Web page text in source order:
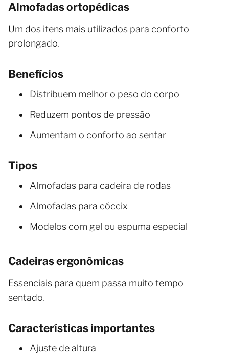
Almofadas ortopédicas
Um dos itens mais utilizados para conforto
prolongado.
Benefícios
Distribuem melhor o peso do corpo
Reduzem pontos de pressão
Aumentam o conforto ao sentar
Tipos
Almofadas para cadeira de rodas
Almofadas para cóccix
Modelos com gel ou espuma especial
Cadeiras ergonômicas
Essenciais para quem passa muito tempo
sentado.
Características importantes
Ajuste de altura